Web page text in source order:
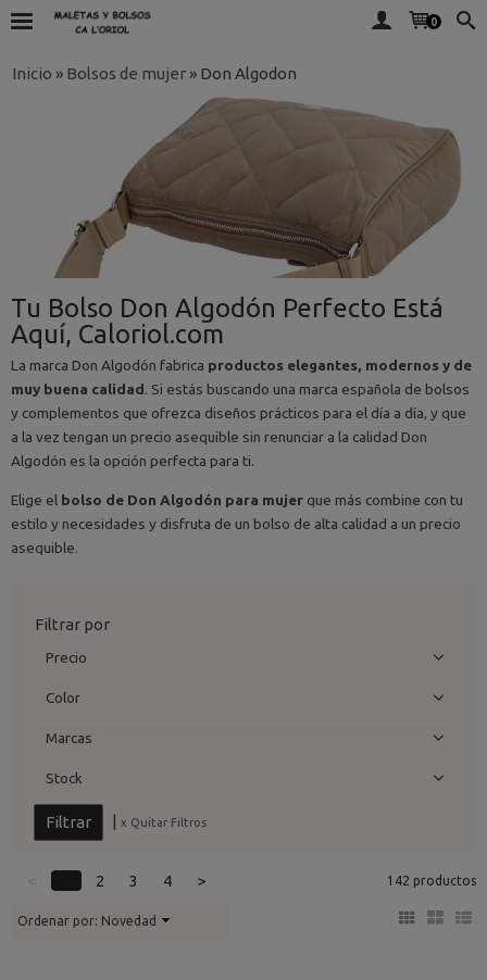
0
Inicio » Bolsos de mujer » Don Algodon
Tu Bolso Don Algodón Perfecto Está
Aquí, Caloriol.com
La marca Don Algodón fabrica productos elegantes, modernos y de
muy buena calidad. Si estás buscando una marca española de bolsos
y complementos que ofrezca diseños prácticos para el día a día, y que
a la vez tengan un precio asequible sin renunciar a la calidad Don
Algodón es la opción perfecta para ti.
Elige el bolso de Don Algodón para mujer que más combine con tu
estilo y necesidades y disfruta de un bolso de alta calidad a un precio
asequible.
Filtrar por
Precio
Color
Marcas
Stock
| x Quitar Filtros
2 3 4 > 142 productos
Ordenar por: Novedad